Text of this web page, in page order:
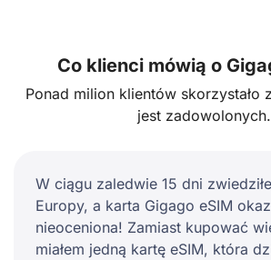
Co klienci mówią o
Ponad milion klientów skorzystało
jest zadowolonych.
W ciągu zaledwie 15 dni
Europy, a karta Gigago eSIM
nieoceniona! Zamiast kupować
miałem jedną kartę eSIM, która